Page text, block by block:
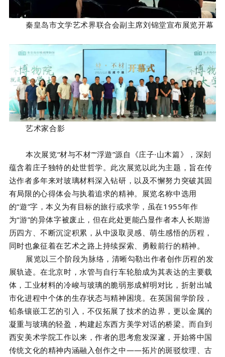
秦皇岛市文学艺术界联合会副主席刘锦堂宣布展览开幕
艺术家合影
本次展览“材与不材”“浮遊”源自《庄子·山木篇》，深刻
蕴含着庄子独特的处世哲学。此次展览以此为主题，旨在传
达作者多年来对玻璃材料深入钻研，以及不懈努力突破其固
有局限的心得体会与执着追求的精神。展览名称中选用
的“遊”字，本义为有目标的旅行或求学，虽在1955年作
为“游”的异体字被废止，但在此处更能凸显作者本人长期游
历四方、不断沉淀积累，从中汲取灵感、萌生感悟的历程，
同时也象征着在艺术之路上持续探索、勇毅前行的精神。
展览以三个阶段为脉络，清晰勾勒出作者创作历程的发
展轨迹。在北京时，水管与自行车轮胎成为其表达的主要载
体，工业材料的冷峻与玻璃的脆弱形成鲜明对比，折射出城
市化进程中个体的生存状态与精神困境。在英国留学阶段，
铅条镶嵌工艺的引入，不仅拓展了技术的边界，更以金属的
凝重与玻璃的轻盈，构建起东西方美学对话的桥梁。而自到
西安美术学院工作以来，作者的思考愈发深邃，开始将中国
传统文化的精神内涵融入创作之中——拓片的斑驳纹理、古